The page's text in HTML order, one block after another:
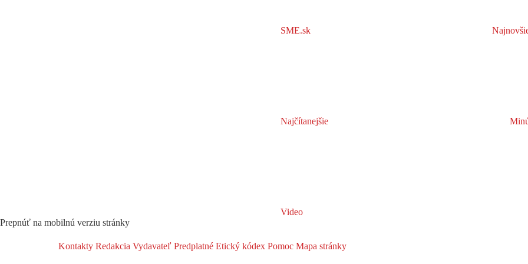
SME.sk
Najčítanejšie
Video
Prepnúť na mobilnú verziu stránky
Kontakty Redakcia Vydavateľ Predplatné Etický kódex Pomoc Mapa stránky